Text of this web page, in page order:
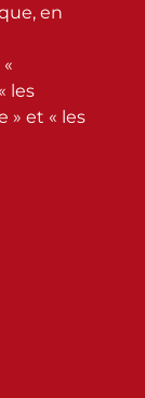
en
les
» et « les